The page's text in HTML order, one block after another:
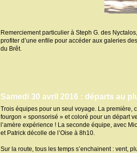
Remerciement particulier à Steph G. des
profiter d’une enfile pour accéder aux galeries
du Brêt.
Samedi 30 avril 2016 : départs au
Trois équipes pour un seul voyage. La première,
fourgon « sponsorisé » et coloré pour un départ
l’amère expérience ! La seconde équipe, avec
et Patrick décolle de l’Oise à 8h10.
Sur la route, tous les temps s’enchainent : vent,